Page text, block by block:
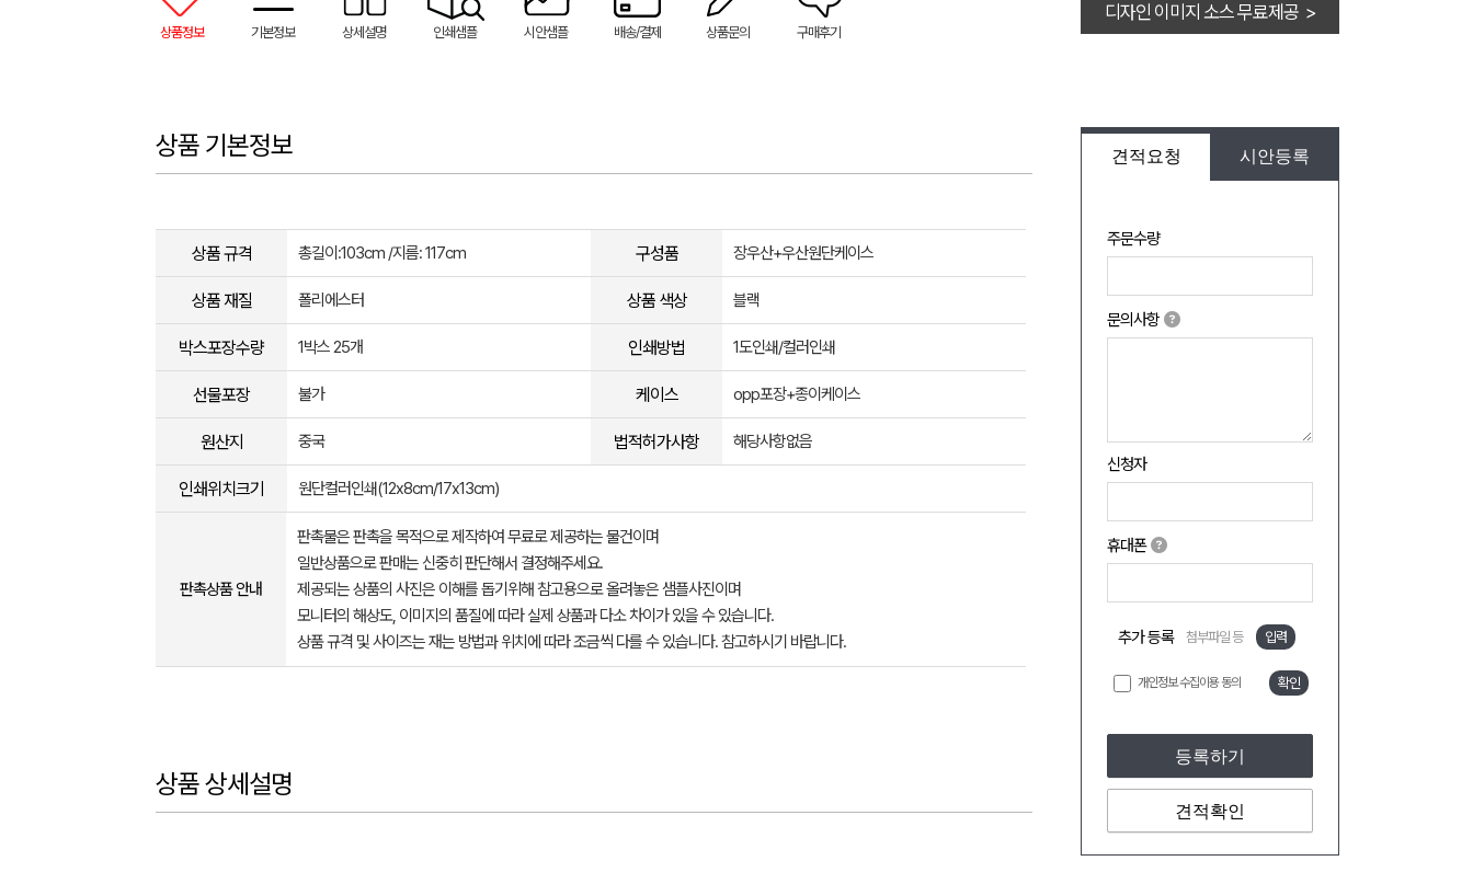
상품정보 기본정보 상세설명 인쇄샘플 시안샘플 배송/결제 상품문의 구매후기
디자인 이미지 소스 무료제공 >
견적요청 시안등록
주문수량
문의사항
신청자
휴대폰
추가 등록 첨부파일 등 입력
개인정보 수집이용 동의 확인
등록하기
견적확인
상품 기본정보
상품 규격 총길이:103cm /지름: 117cm 구성품 장우산+우산원단케이스
상품 재질 폴리에스터 상품 색상 블랙
박스포장수량 1박스 25개 인쇄방법 1도인쇄/컬러인쇄
선물포장 불가 케이스 opp포장+종이케이스
원산지 중국 법적허가사항 해당사항없음
인쇄위치크기 원단컬러인쇄(12x8cm/17x13cm)
판촉상품 안내
판촉물은 판촉을 목적으로 제작하여 무료로 제공하는 물건이며
일반상품으로 판매는 신중히 판단해서 결정해주세요.
제공되는 상품의 사진은 이해를 돕기위해 참고용으로 올려놓은 샘플사진이며
모니터의 해상도, 이미지의 품질에 따라 실제 상품과 다소 차이가 있을 수 있습니다.
상품 규격 및 사이즈는 재는 방법과 위치에 따라 조금씩 다를 수 있습니다. 참고하시기 바랍니다.
상품 상세설명